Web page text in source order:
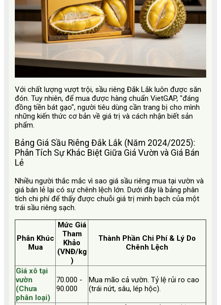
Với chất lượng vượt trội, sầu riêng Đắk Lắk luôn được săn
đón. Tuy nhiên, để mua được hàng chuẩn VietGAP, "đáng
đồng tiền bát gạo", người tiêu dùng cần trang bị cho mình
những kiến thức cơ bản về giá trị và cách nhận biết sản
phẩm.
Bảng Giá Sầu Riêng Đắk Lắk (Năm 2024/2025):
Phân Tích Sự Khác Biệt Giữa Giá Vườn và Giá Bán
Lẻ
Nhiều người thắc mắc vì sao giá sầu riêng mua tại vườn và
giá bán lẻ lại có sự chênh lệch lớn. Dưới đây là bảng phân
tích chi phí để thấy được chuỗi giá trị minh bạch của một
trái sầu riêng sạch.
Phân Khúc
Mua
Mức Giá
Tham
Khảo
(VNĐ/kg
)
Thành Phần Chi Phí & Lý Do
Chênh Lệch
Giá xô tại
vườn
(Chưa
phân loại)
70.000 -
90.000
Mua mão cả vườn. Tỷ lệ rủi ro cao
(trái nứt, sâu, lép hộc).